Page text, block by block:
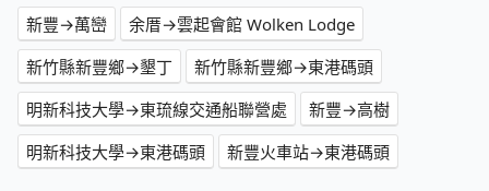
新豐→萬巒
余厝→雲起會館 Wolken Lodge
新竹縣新豐鄉→墾丁
新竹縣新豐鄉→東港碼頭
明新科技大學→東琉線交通船聯營處
新豐→高樹
明新科技大學→東港碼頭
新豐火車站→東港碼頭